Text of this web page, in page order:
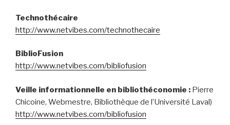
Technothécaire
http://www.netvibes.com/technothecaire
BiblioFusion
http://www.netvibes.com/bibliofusion
Veille informationnelle en bibliothéconomie : Pierre
Chicoine, Webmestre, Bibliothèque de l’Université Laval)
http://www.netvibes.com/bibliofusion